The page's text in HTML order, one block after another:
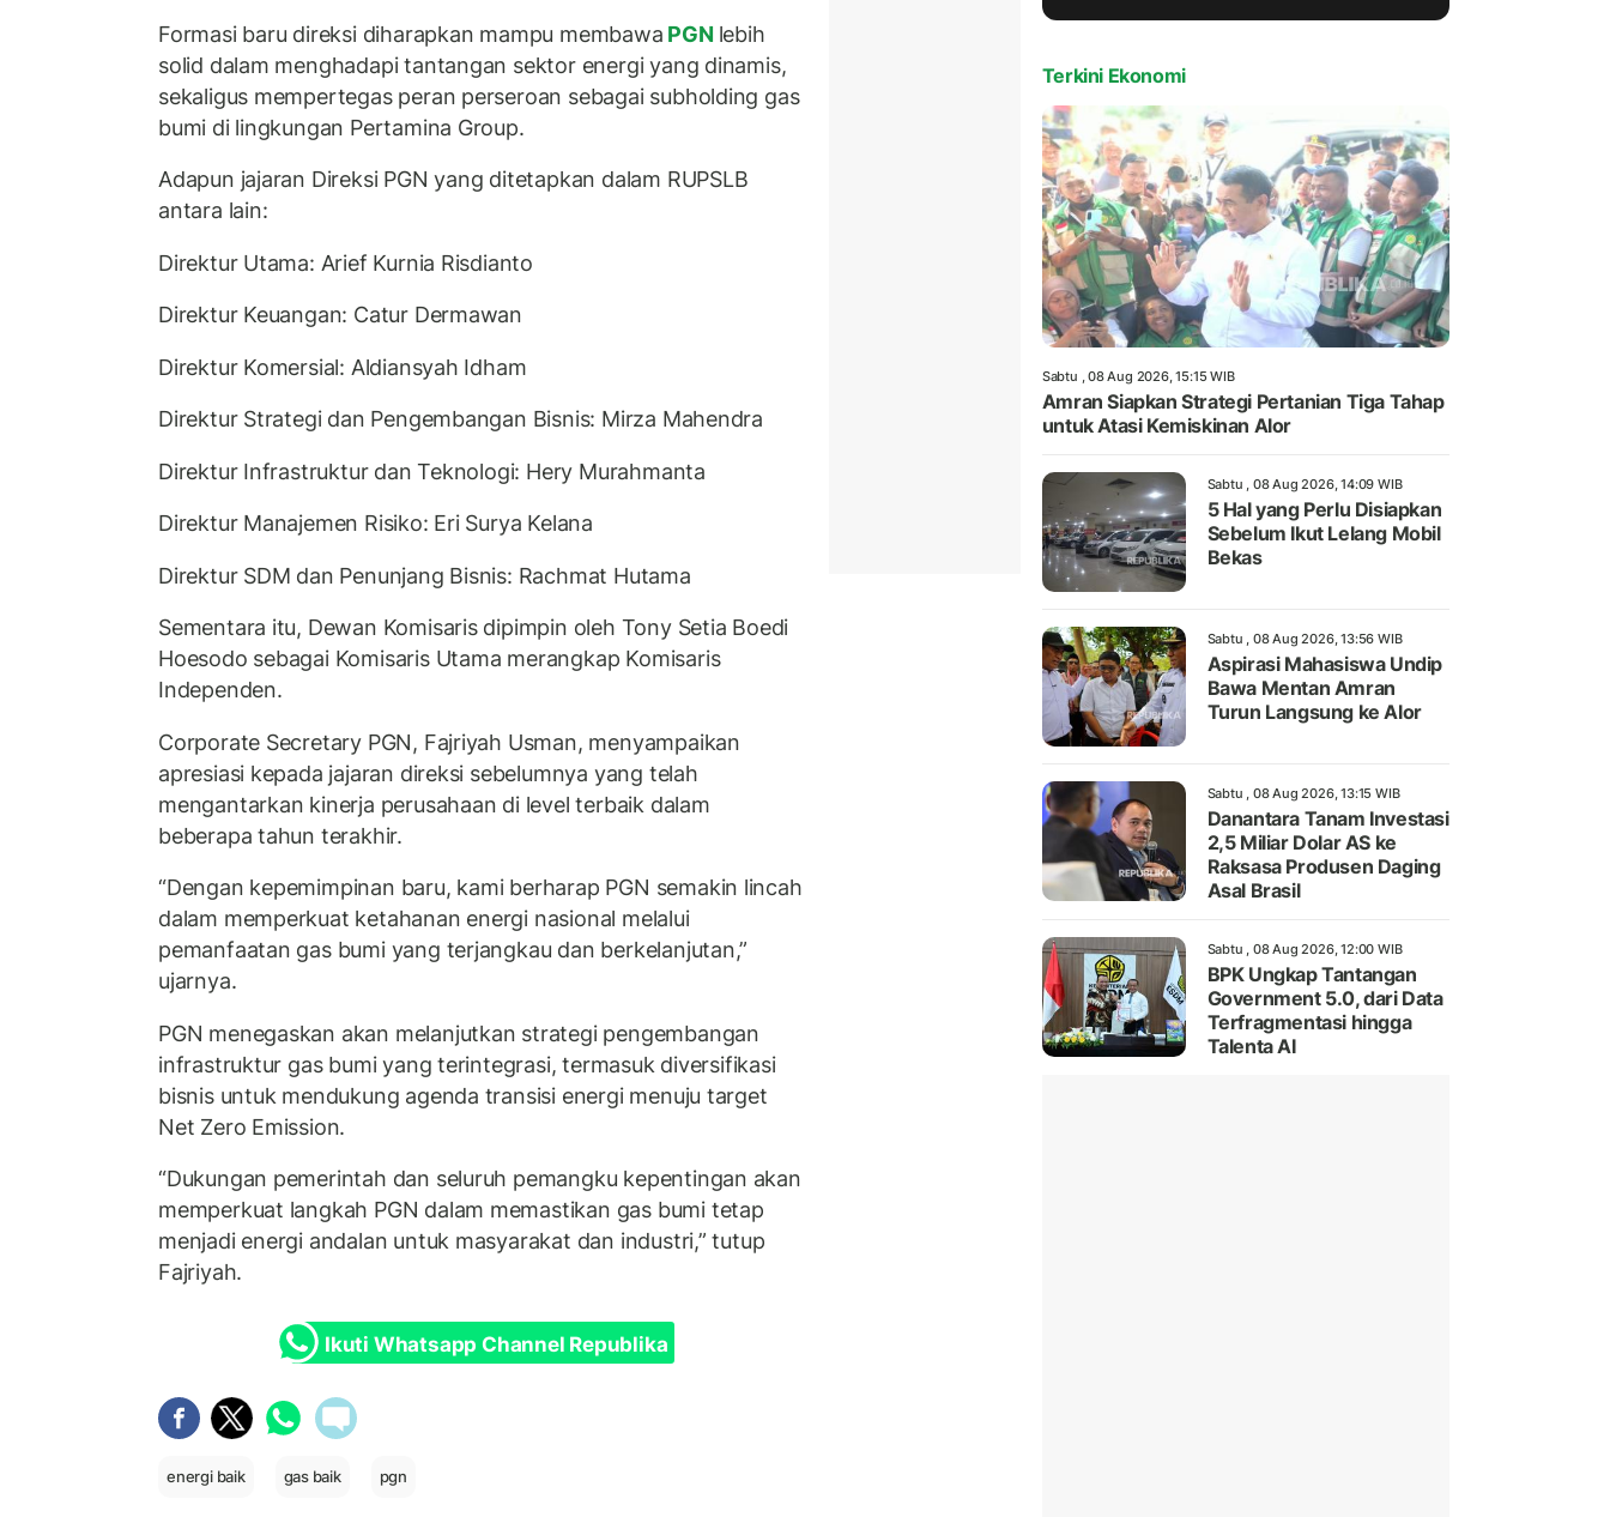
Formasi baru direksi diharapkan mampu membawa PGN lebih
solid dalam menghadapi tantangan sektor energi yang dinamis,
sekaligus mempertegas peran perseroan sebagai subholding gas
bumi di lingkungan Pertamina Group.
Adapun jajaran Direksi PGN yang ditetapkan dalam RUPSLB
antara lain:
Direktur Utama: Arief Kurnia Risdianto
Direktur Keuangan: Catur Dermawan
Direktur Komersial: Aldiansyah Idham
Direktur Strategi dan Pengembangan Bisnis: Mirza Mahendra
Direktur Infrastruktur dan Teknologi: Hery Murahmanta
Direktur Manajemen Risiko: Eri Surya Kelana
Direktur SDM dan Penunjang Bisnis: Rachmat Hutama
Sementara itu, Dewan Komisaris dipimpin oleh Tony Setia Boedi
Hoesodo sebagai Komisaris Utama merangkap Komisaris
Independen.
Corporate Secretary PGN, Fajriyah Usman, menyampaikan
apresiasi kepada jajaran direksi sebelumnya yang telah
mengantarkan kinerja perusahaan di level terbaik dalam
beberapa tahun terakhir.
“Dengan kepemimpinan baru, kami berharap PGN semakin lincah
dalam memperkuat ketahanan energi nasional melalui
pemanfaatan gas bumi yang terjangkau dan berkelanjutan,”
ujarnya.
PGN menegaskan akan melanjutkan strategi pengembangan
infrastruktur gas bumi yang terintegrasi, termasuk diversifikasi
bisnis untuk mendukung agenda transisi energi menuju target
Net Zero Emission.
“Dukungan pemerintah dan seluruh pemangku kepentingan akan
memperkuat langkah PGN dalam memastikan gas bumi tetap
menjadi energi andalan untuk masyarakat dan industri,” tutup
Fajriyah.
Ikuti Whatsapp Channel Republika
energi baik gas baik pgn
Terkini Ekonomi
Sabtu , 08 Aug 2026, 15:15 WIB
Amran Siapkan Strategi Pertanian Tiga Tahap
untuk Atasi Kemiskinan Alor
Sabtu , 08 Aug 2026, 14:09 WIB
5 Hal yang Perlu Disiapkan
Sebelum Ikut Lelang Mobil
Bekas
Sabtu , 08 Aug 2026, 13:56 WIB
Aspirasi Mahasiswa Undip
Bawa Mentan Amran
Turun Langsung ke Alor
Sabtu , 08 Aug 2026, 13:15 WIB
Danantara Tanam Investasi
2,5 Miliar Dolar AS ke
Raksasa Produsen Daging
Asal Brasil
Sabtu , 08 Aug 2026, 12:00 WIB
BPK Ungkap Tantangan
Government 5.0, dari Data
Terfragmentasi hingga
Talenta AI